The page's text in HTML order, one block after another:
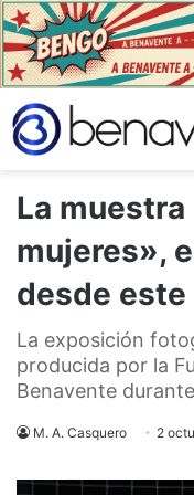
La
mujeres»,
desde
La exposición
producida por la
Benavente
M. A. Casquero 2